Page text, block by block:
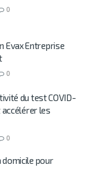
0
Evax Entreprise
0
du test COVID-
accélérer les
0
domicile pour